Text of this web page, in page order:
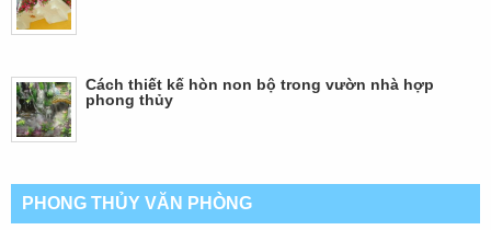
Cách thiết kế hòn non bộ trong vườn nhà hợp
phong thủy
PHONG THỦY VĂN PHÒNG